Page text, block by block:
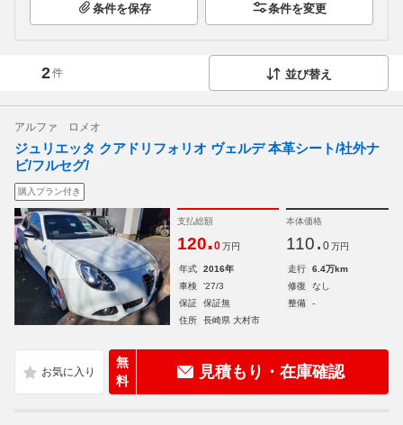
条件を保存 条件を変更
2件 並び替え
アルファ ロメオ
ジュリエッタ クアドリフォリオ ヴェルデ 本革シート/社外ナ
ビ/フルセグ/
購入プラン付き
支払総額
120.0 万円
本体価格
110. 0 万円
年式 2016年 走行
6.4万km
車検
'27/3 修復
なし
保証
保証無 整備
-
住所
長崎県 大村市
無
料
見積もり・在庫確認